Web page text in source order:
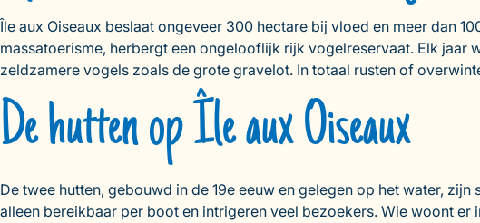
Île aux Oiseaux beslaat ongeveer 300 hectare bij vloed en meer dan
massatoerisme, herbergt een ongelooflijk rijk vogelreservaat. Elk jaar
zeldzamere vogels zoals de grote gravelot. In totaal rusten of
De hutten op Île aux Oiseaux
De twee hutten, gebouwd in de 19e eeuw en gelegen op het water, zijn
alleen bereikbaar per boot en intrigeren veel bezoekers. Wie woont er